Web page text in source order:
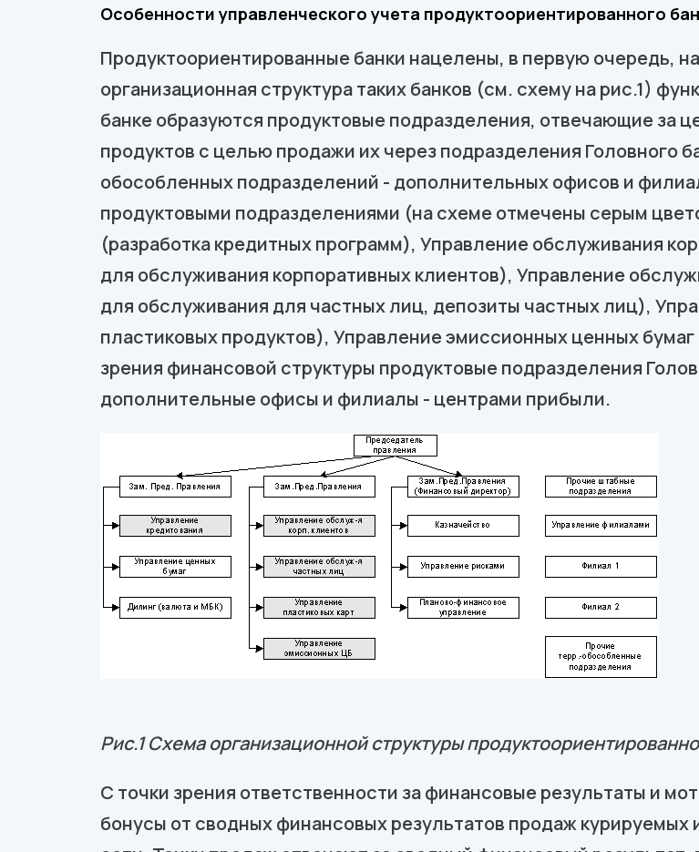
Особенности управленческого учета продуктоориентированного
Продуктоориентированные банки нацелены, в первую очередь,
организационная структура таких банков (см. схему на рис.1)
банке образуются продуктовые подразделения, отвечающие за
продуктов с целью продажи их через подразделения Головного
обособленных подразделений - дополнительных офисов и
продуктовыми подразделениями (на схеме отмечены серым
(разработка кредитных программ), Управление обслуживания
для обслуживания корпоративных клиентов), Управление
для обслуживания для частных лиц, депозиты частных лиц),
пластиковых продуктов), Управление эмиссионных ценных
зрения финансовой структуры продуктовые подразделения
дополнительные офисы и филиалы - центрами прибыли.
Рис.1 Схема организационной структуры
С точки зрения ответственности за финансовые результаты и
бонусы от сводных финансовых результатов продаж курируемых